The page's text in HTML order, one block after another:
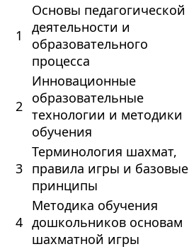
1
Основы педагогической
деятельности и
образовательного
процесса
2
Инновационные
образовательные
технологии и методики
обучения
3
Терминология шахмат,
правила игры и базовые
принципы
4
Методика обучения
дошкольников основам
шахматной игры